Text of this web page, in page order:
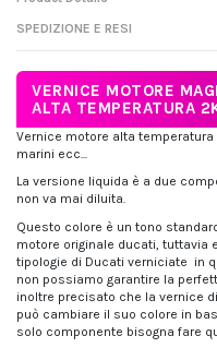
SPEDIZIONE E RESI
VERNICE MOTORE
ALTA TEMPERATURA
Vernice motore alta
marini ecc...
La versione liquida è a due
non va mai diluita.
Questo colore è un tono
motore originale ducati, tuttavia
tipologie di Ducati verniciate in
non possiamo garantire la
inoltre precisato che la vernice
può cambiare il suo colore in
solo componente bisogna fare